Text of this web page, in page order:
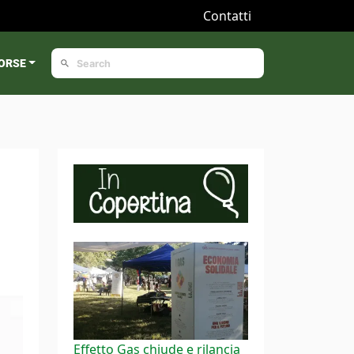
Contatti
Effetto Gas chiude e rilancia